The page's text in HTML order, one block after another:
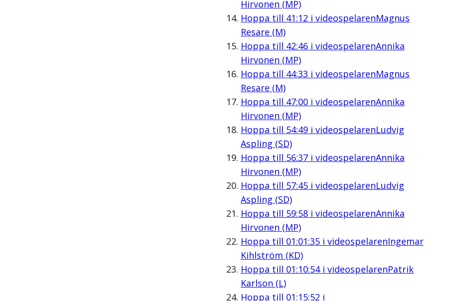
Hirvonen (MP)
Hoppa till 41:12 i videospelarenMagnus
Resare (M)
Hoppa till 42:46i videospelarenAnnika
Hirvonen (MP)
Hoppa till 44:33 i videospelarenMagnus
Resare (M)
Hoppa till 47:00i videospelarenAnnika
Hirvonen (MP)
Hoppa till 54:49i videospelarenLudvig
Aspling (SD)
Hoppa till 56:37i videospelarenAnnika
Hirvonen (MP)
Hoppa till 57:45i videospelarenLudvig
Aspling (SD)
Hoppa till 59:58i videospelarenAnnika
Hirvonen (MP)
Hoppa till 01:01:35i videospelarenIngemar
Kihlström (KD)
Hoppa till 01:10:54i videospelarenPatrik
Karlson (L)
Hoppa till 01:15:52 i